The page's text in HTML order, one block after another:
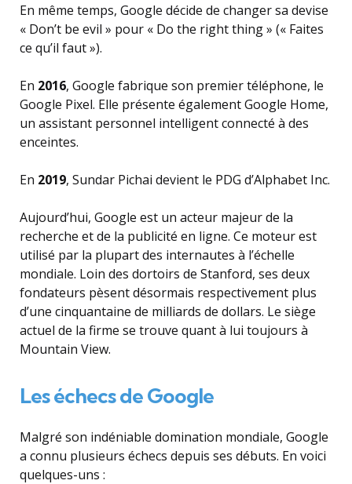
En même temps, Google décide de changer sa devise
« Don’t be evil » pour « Do the right thing » (« Faites
ce qu’il faut »).
En 2016, Google fabrique son premier téléphone, le
Google Pixel. Elle présente également Google Home,
un assistant personnel intelligent connecté à des
enceintes.
En 2019, Sundar Pichai devient le PDG d’Alphabet Inc.
Aujourd’hui, Google est un acteur majeur de la
recherche et de la publicité en ligne. Ce moteur est
utilisé par la plupart des internautes à l’échelle
mondiale. Loin des dortoirs de Stanford, ses deux
fondateurs pèsent désormais respectivement plus
d’une cinquantaine de milliards de dollars. Le siège
actuel de la firme se trouve quant à lui toujours à
Mountain View.
Les échecs de Google
Malgré son indéniable domination mondiale, Google
a connu plusieurs échecs depuis ses débuts. En voici
quelques-uns :